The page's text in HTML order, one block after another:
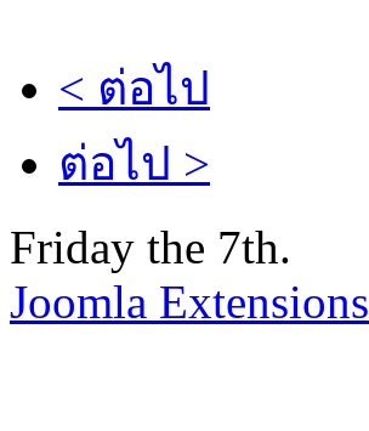
< ต่อไป
ต่อไป >
Friday the 7th.
Joomla Extensions